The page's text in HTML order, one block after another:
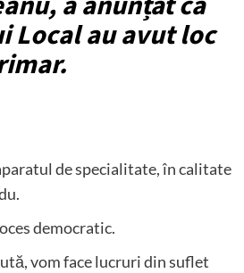
Local au avut loc
de specialitate, în calitate
democratic.
vom face lucruri din suflet